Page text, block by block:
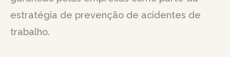
estratégia de prevenção de acidentes de
trabalho.